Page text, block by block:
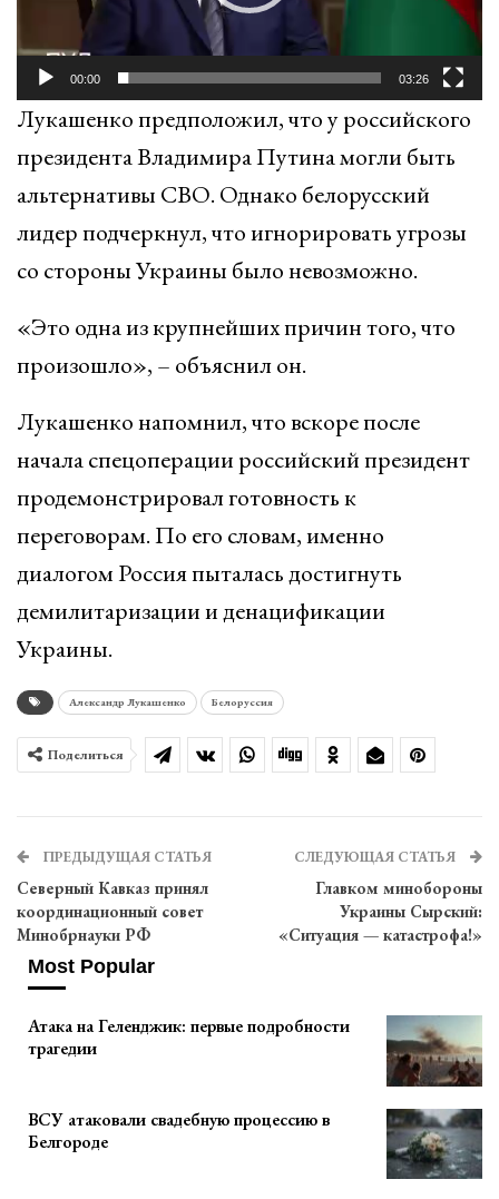
00:00 03:26
Лукашенко предположил, что у российского
президента Владимира Путина могли быть
альтернативы СВО. Однако белорусский
лидер подчеркнул, что игнорировать угрозы
со стороны Украины было невозможно.
«Это одна из крупнейших причин того, что
произошло», – объяснил он.
Лукашенко напомнил, что вскоре после
начала спецоперации российский президент
продемонстрировал готовность к
переговорам. По его словам, именно
диалогом Россия пыталась достигнуть
демилитаризации и денацификации
Украины.
Александр Лукашенко Белоруссия
Поделиться
ПРЕДЫДУЩАЯ СТАТЬЯ
Северный Кавказ принял
координационный совет
Минобрнауки РФ
СЛЕДУЮЩАЯ СТАТЬЯ
Главком минобороны
Украины Сырский:
«Ситуация — катастрофа!»
Most Popular
Атака на Геленджик: первые подробности
трагедии
ВСУ атаковали свадебную процессию в
Белгороде